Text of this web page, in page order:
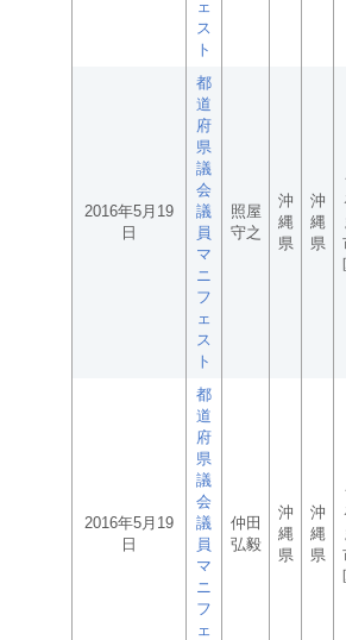
ェ
ス
ト
2016年5月19
日
都
道
府
県
議
会
議
員
マ
ニ
フ
ェ
ス
ト
照屋
守之
沖
縄
県
沖
縄
県
2016年5月19
日
都
道
府
県
議
会
議
員
マ
ニ
フ
ェ
仲田
弘毅
沖
縄
県
沖
縄
県